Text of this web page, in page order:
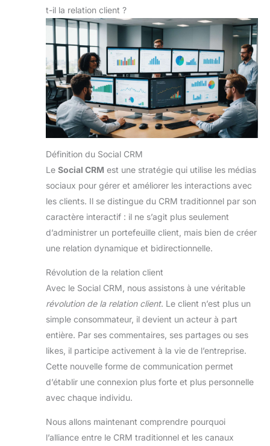
t-il la relation client ?
Définition du Social CRM
Le Social CRM est une stratégie qui utilise les médias
sociaux pour gérer et améliorer les interactions avec
les clients. Il se distingue du CRM traditionnel par son
caractère interactif : il ne s’agit plus seulement
d’administrer un portefeuille client, mais bien de créer
une relation dynamique et bidirectionnelle.
Révolution de la relation client
Avec le Social CRM, nous assistons à une véritable
révolution de la relation client. Le client n’est plus un
simple consommateur, il devient un acteur à part
entière. Par ses commentaires, ses partages ou ses
likes, il participe activement à la vie de l’entreprise.
Cette nouvelle forme de communication permet
d’établir une connexion plus forte et plus personnelle
avec chaque individu.
Nous allons maintenant comprendre pourquoi
l’alliance entre le CRM traditionnel et les canaux